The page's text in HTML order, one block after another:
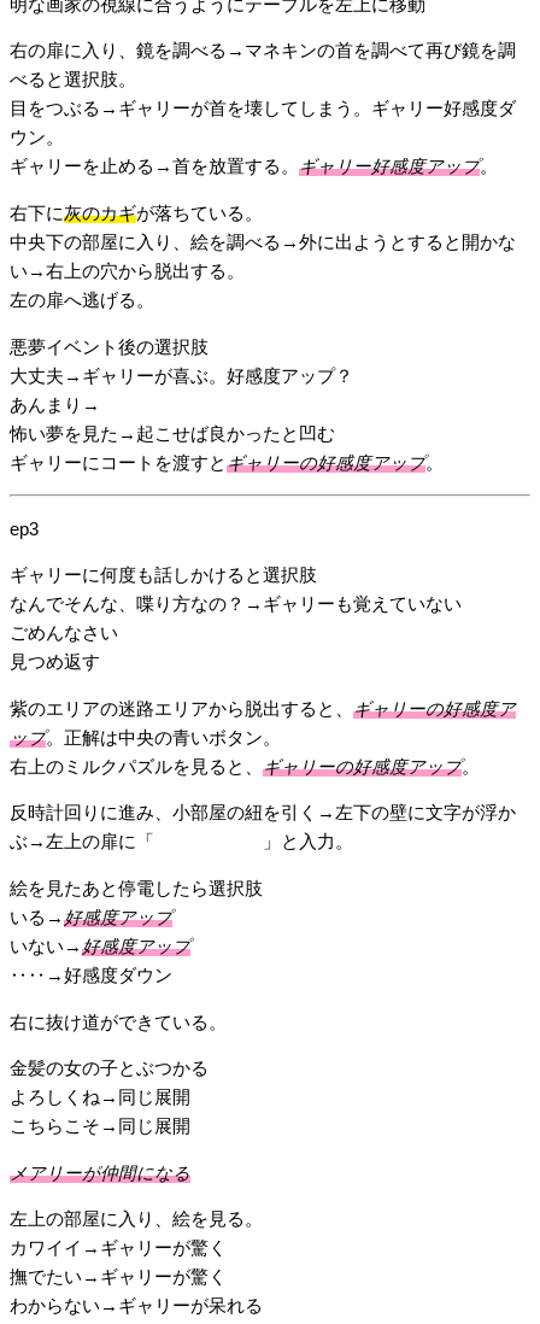
明な画家の視線に合うようにテーブルを左上に移動
右の扉に入り、鏡を調べる→マネキンの首を調べて再び鏡を調
べると選択肢。
目をつぶる→ギャリーが首を壊してしまう。ギャリー好感度ダ
ウン。
ギャリーを止める→首を放置する。 ギャリー好感度アップ。
右下に灰のカギが落ちている。
中央下の部屋に入り、絵を調べる→外に出ようとすると開かな
い→右上の穴から脱出する。
左の扉へ逃げる。
悪夢イベント後の選択肢
大丈夫→ギャリーが喜ぶ。好感度アップ？
あんまり→
怖い夢を見た→起こせば良かったと凹む
ギャリーにコートを渡すとギャリーの好感度アップ。
ep3
ギャリーに何度も話しかけると選択肢
なんでそんな、喋り方なの？→ギャリーも覚えていない
ごめんなさい
見つめ返す
紫のエリアの迷路エリアから脱出すると、 ギャリーの好感度ア
ップ。正解は中央の青いボタン。
右上のミルクパズルを見ると、 ギャリーの好感度アップ。
反時計回りに進み、小部屋の紐を引く→左下の壁に文字が浮か
ぶ→左上の扉に「
」と入力。
絵を見たあと停電したら選択肢
いる→好感度アップ
いない→好感度アップ
‥‥→好感度ダウン
右に抜け道ができている。
金髪の女の子とぶつかる
よろしくね→同じ展開
こちらこそ→同じ展開
メアリーが仲間になる
左上の部屋に入り、絵を見る。
カワイイ→ギャリーが驚く
撫でたい→ギャリーが驚く
わからない→ギャリーが呆れる